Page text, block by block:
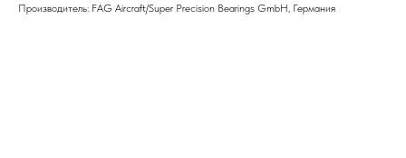
Производитель: FAG Aircraft/Super Precision Bearings GmbH, Германия